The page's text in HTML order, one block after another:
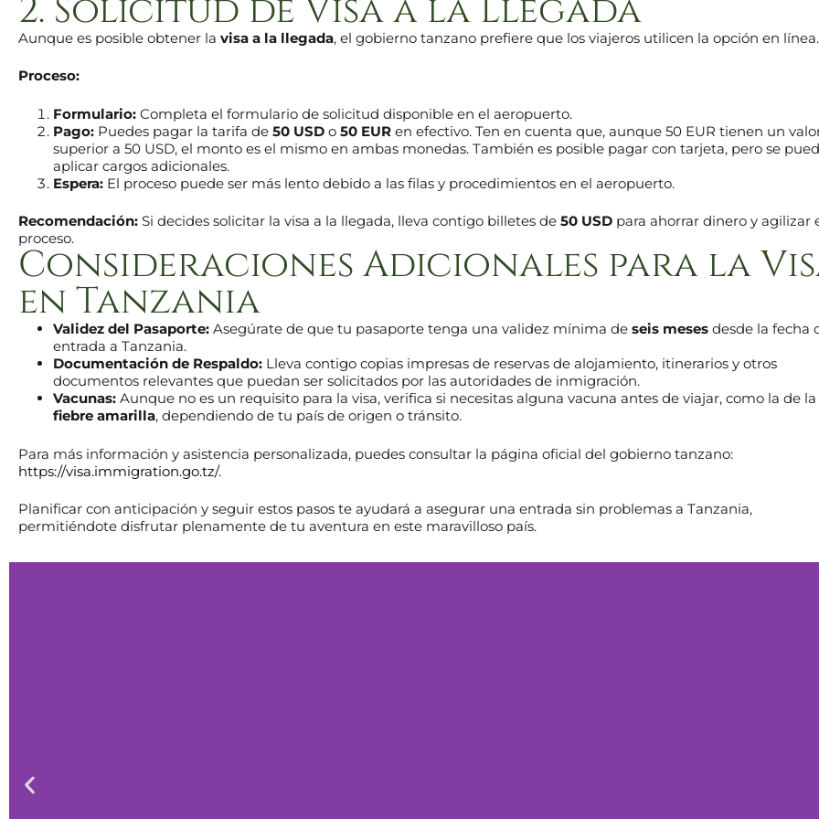
2. Solicitud de Visa a la Llegada
Aunque es posible obtener la visa a la llegada, el gobierno tanzano prefiere que los viajeros utilicen la opción en línea.
Proceso:
Formulario:Completa el formulario de solicitud disponible en el aeropuerto.
Pago:Puedes pagar la tarifa de 50 USDo 50 EURen efectivo. Ten en cuenta que, aunque 50 EUR tienen un
superior a 50 USD, el monto es el mismo en ambas monedas. También es posible pagar con tarjeta, pero se
aplicar cargos adicionales.
Espera:El proceso puede ser más lento debido a las filas y procedimientos en el aeropuerto.
Recomendación: Si decides solicitar la visa a la llegada, lleva contigo billetes de 50 USD para ahorrar dinero y agilizar
proceso.
Consideraciones Adicionales para la
en Tanzania
Validez del Pasaporte:Asegúrate de que tu pasaporte tenga una validez mínima de seis mesesdesde la fecha
entrada a Tanzania.
Documentación de Respaldo:Lleva contigo copias impresas de reservas de alojamiento, itinerarios y otros
documentos relevantes que puedan ser solicitados por las autoridades de inmigración.
Vacunas:Aunque no es un requisito para la visa, verifica si necesitas alguna vacuna antes de viajar, como la de la
fiebre amarilla, dependiendo de tu país de origen o tránsito.
Para más información y asistencia personalizada, puedes consultar la página oficial del gobierno tanzano:
https://visa.immigration.go.tz/.
Planificar con anticipación y seguir estos pasos te ayudará a asegurar una entrada sin problemas a Tanzania,
permitiéndote disfrutar plenamente de tu aventura en este maravilloso país.